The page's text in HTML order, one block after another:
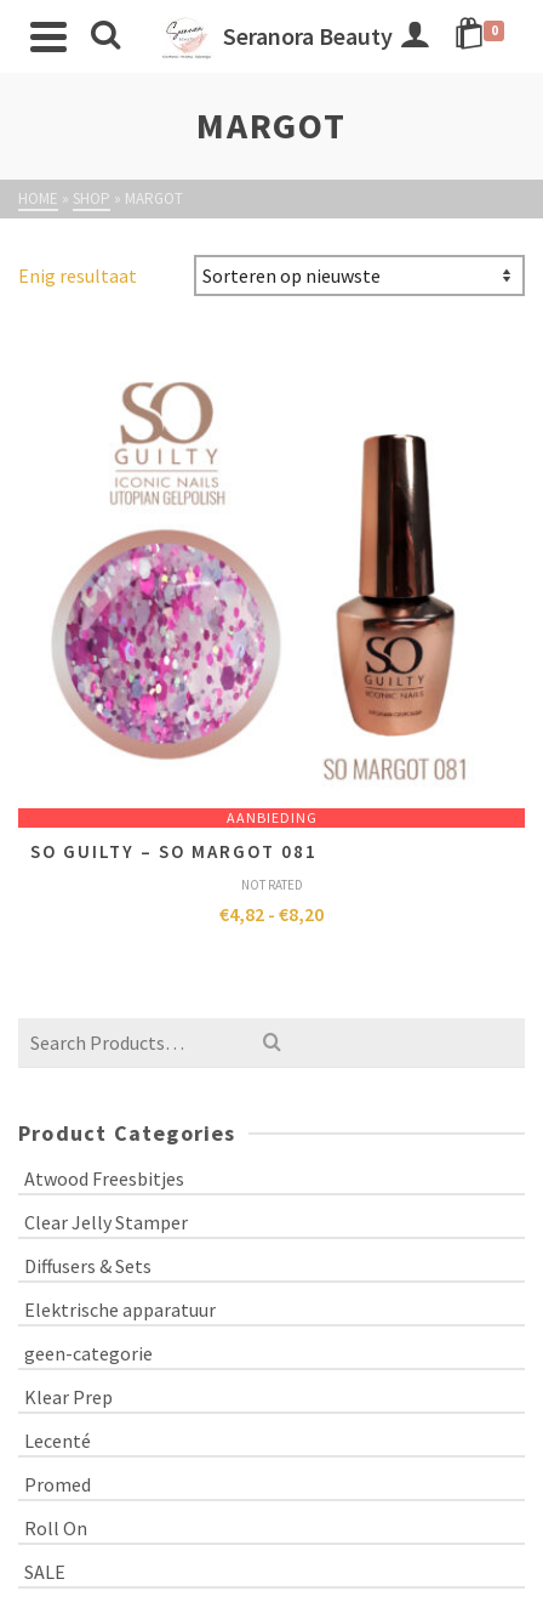
Seranora Beauty 0
MARGOT
HOME » SHOP » MARGOT
Enig resultaat
AANBIEDING
SO GUILTY – SO MARGOT 081
NOT RATED
€4,82 - €8,20
Product Categories
Atwood Freesbitjes
Clear Jelly Stamper
Diffusers & Sets
Elektrische apparatuur
geen-categorie
Klear Prep
Lecenté
Promed
Roll On
SALE